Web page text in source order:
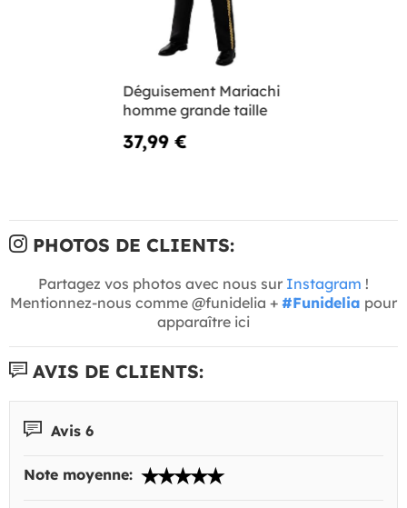
Déguisement Mariachi
homme grande taille
37,99 €
PHOTOS DE CLIENTS:
Partagez vos photos avec nous sur Instagram !
Mentionnez-nous comme @funidelia + #Funidelia pour
apparaître ici
AVIS DE CLIENTS:
Avis 6
Note moyenne: